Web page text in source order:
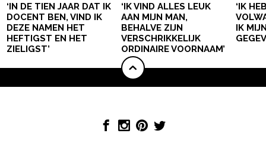
‘IN DE TIEN JAAR DAT IK
DOCENT BEN, VIND IK
DEZE NAMEN HET
HEFTIGST EN HET
ZIELIGST’
‘IK VIND ALLES LEUK
AAN MIJN MAN,
BEHALVE ZIJN
VERSCHRIKKELIJK
ORDINAIRE VOORNAAM’
‘IK
IK